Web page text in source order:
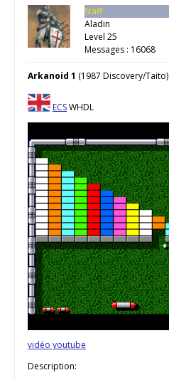
Staff
Aladin
Level 25
Messages : 16068
Arkanoid 1 (1987 Discovery/Taito)
ECSWHDL
vidéo youtube
Description: